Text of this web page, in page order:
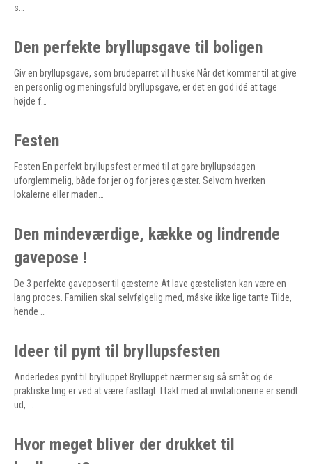
s…
Den perfekte bryllupsgave til boligen
Giv en bryllupsgave, som brudeparret vil huske Når det kommer til at give
en personlig og meningsfuld bryllupsgave, er det en god idé at tage
højde f…
Festen
Festen En perfekt bryllupsfest er med til at gøre bryllupsdagen
uforglemmelig, både for jer og for jeres gæster. Selvom hverken
lokalerne eller maden…
Den mindeværdige, kække og lindrende
gavepose !
De 3 perfekte gaveposer til gæsterne At lave gæstelisten kan være en
lang proces. Familien skal selvfølgelig med, måske ikke lige tante Tilde,
hende …
Ideer til pynt til bryllupsfesten
Anderledes pynt til brylluppet Brylluppet nærmer sig så småt og de
praktiske ting er ved at være fastlagt. I takt med at invitationerne er sendt
ud, …
Hvor meget bliver der drukket til